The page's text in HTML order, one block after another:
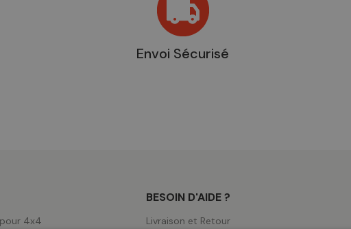
Envoi Sécurisé
4x4
BESOIN D'AIDE ?
Livraison et Retour